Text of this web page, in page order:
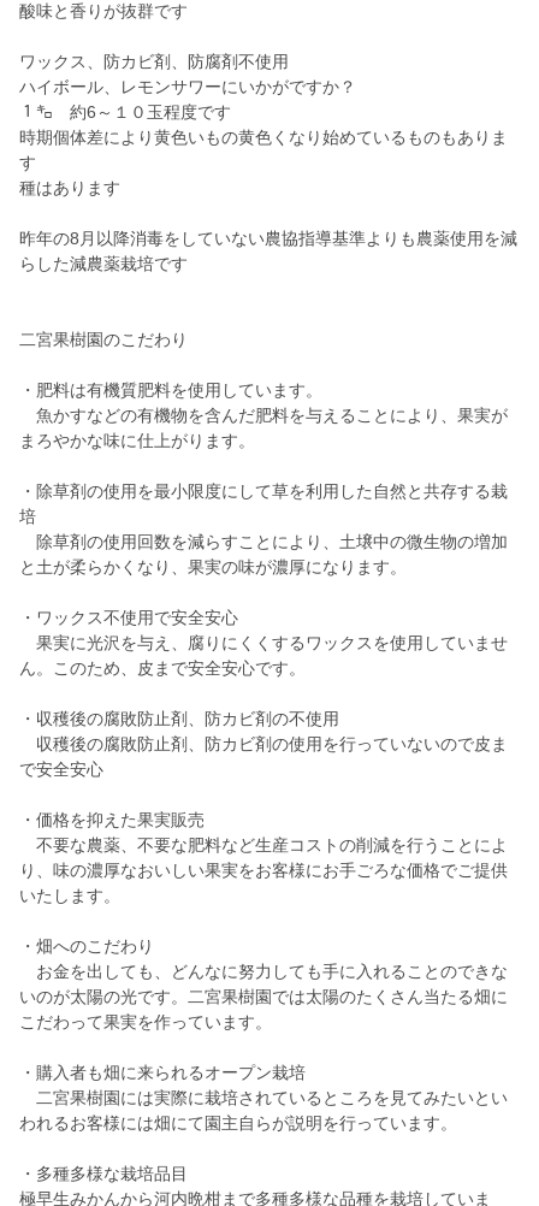
酸味と香りが抜群です
ワックス、防カビ剤、防腐剤不使用
ハイボール、レモンサワーにいかがですか？
１㌔ 約6～１０玉程度です
時期個体差により黄色いもの黄色くなり始めているものもありま
す
種はあります
昨年の8月以降消毒をしていない農協指導基準よりも農薬使用を減
らした減農薬栽培です
二宮果樹園のこだわり
・肥料は有機質肥料を使用しています。
魚かすなどの有機物を含んだ肥料を与えることにより、果実が
まろやかな味に仕上がります。
・除草剤の使用を最小限度にして草を利用した自然と共存する栽
培
除草剤の使用回数を減らすことにより、土壌中の微生物の増加
と土が柔らかくなり、果実の味が濃厚になります。
・ワックス不使用で安全安心
果実に光沢を与え、腐りにくくするワックスを使用していませ
ん。このため、皮まで安全安心です。
・収穫後の腐敗防止剤、防カビ剤の不使用
収穫後の腐敗防止剤、防カビ剤の使用を行っていないので皮ま
で安全安心
・価格を抑えた果実販売
不要な農薬、不要な肥料など生産コストの削減を行うことによ
り、味の濃厚なおいしい果実をお客様にお手ごろな価格でご提供
いたします。
・畑へのこだわり
お金を出しても、どんなに努力しても手に入れることのできな
いのが太陽の光です。二宮果樹園では太陽のたくさん当たる畑に
こだわって果実を作っています。
・購入者も畑に来られるオープン栽培
二宮果樹園には実際に栽培されているところを見てみたいとい
われるお客様には畑にて園主自らが説明を行っています。
・多種多様な栽培品目
極早生みかんから河内晩柑まで多種多様な品種を栽培していま